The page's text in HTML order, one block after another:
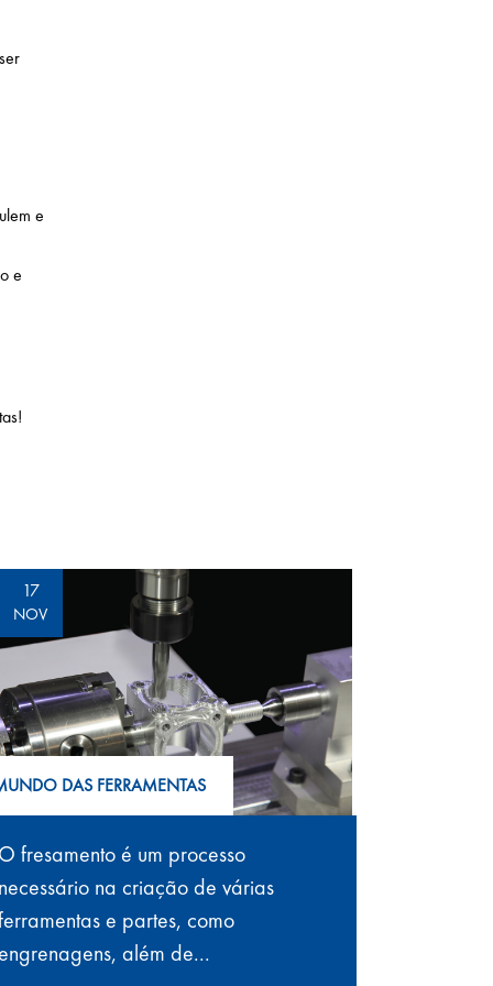
e
e
17
NOV
DAS FERRAMENTAS
O fresamento é um processo
necessário na criação de várias
e partes, como
além de...